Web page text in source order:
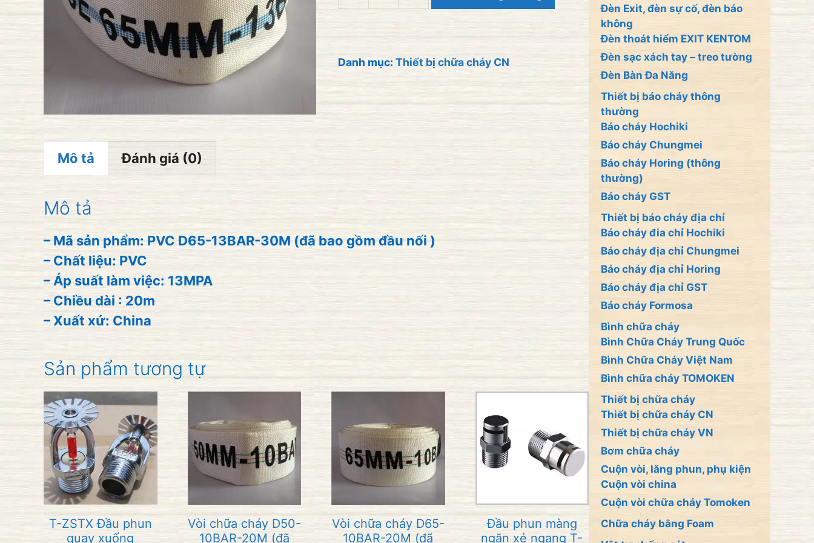
D65-
gồm
)
số
Danh mục: Thiết bị chữa cháy CN
Mô tả Đánh giá (0)
Mô tả
– Mã sản phẩm: PVC D65-13BAR-30M (đã bao gồm đầu nối )
– Chất liệu: PVC
– Áp suất làm việc: 13MPA
– Chiều dài : 20m
– Xuất xứ: China
Sản phẩm tương tự
T-ZSTX Đầu phun
quay xuống
Vòi chữa cháy D50-
10BAR-20M (đã
Vòi chữa cháy D65-
10BAR-20M (đã
Đầu phun màng
ngăn xẻ ngang T-
Đèn Exit, đèn sự cố, đèn báo
không
Đèn thoát hiểm EXIT KENTOM
Đèn sạc xách tay – treo tường
Đèn Bàn Đa Năng
Thiết bị báo cháy thông
thường
Báo cháy Hochiki
Báo cháy Chungmei
Báo cháy Horing (thông
thường)
Báo cháy GST
Thiết bị báo cháy địa chỉ
Báo cháy đia chỉ Hochiki
Báo cháy địa chỉ Chungmei
Báo cháy địa chỉ Horing
Báo cháy địa chỉ GST
Báo cháy Formosa
Bình chữa cháy
Bình Chữa Cháy Trung Quốc
Bình Chữa Cháy Việt Nam
Bình chữa cháy TOMOKEN
Thiết bị chữa cháy
Thiết bị chữa cháy CN
Thiết bị chữa cháy VN
Bơm chữa cháy
Cuộn vòi, lăng phun, phụ kiện
Cuộn vòi china
Cuộn vòi chữa cháy Tomoken
Chữa cháy bằng Foam